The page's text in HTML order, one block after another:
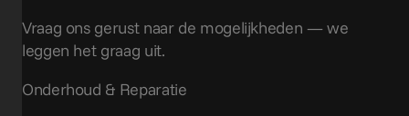
Vraag ons gerust naar de mogelijkheden — we
leggen het graag uit.
Onderhoud & Reparatie